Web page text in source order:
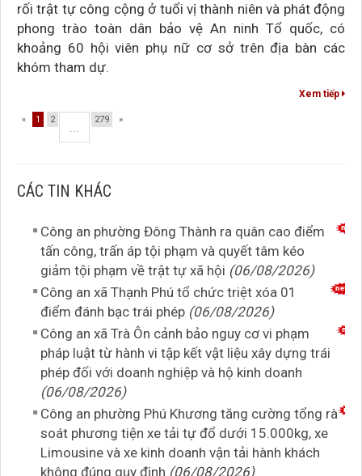
rối trật tự công cộng ở tuổi vị thành niên và phát động
phong trào toàn dân bảo vệ An ninh Tổ quốc, có
khoảng 60 hội viên phụ nữ cơ sở trên địa bàn các
khóm tham dự.
Xem tiếp
« 1 2 ... 279 »
CÁC TIN KHÁC
Công an phường Đông Thành ra quân cao điểm
tấn công, trấn áp tội phạm và quyết tâm kéo
giảm tội phạm về trật tự xã hội (06/08/2026)
Công an xã Thạnh Phú tổ chức triệt xóa 01
điểm đánh bạc trái phép (06/08/2026)
Công an xã Trà Ôn cảnh bảo nguy cơ vi phạm
pháp luật từ hành vi tập kết vật liệu xây dựng trái
phép đối với doanh nghiệp và hộ kinh doanh
(06/08/2026)
Công an phường Phú Khương tăng cường tổng rà
soát phương tiện xe tải tự đổ dưới 15.000kg, xe
Limousine và xe kinh doanh vận tải hành khách
không đúng quy định (06/08/2026)